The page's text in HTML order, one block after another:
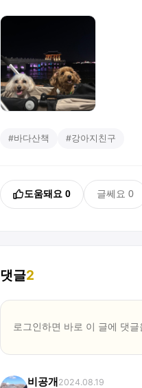
#바다산책 #강아지친구
도움돼요 0 글쎄요 0
댓글2
로그인하면 바로 이 글에 댓글
비공개 2024.08.19